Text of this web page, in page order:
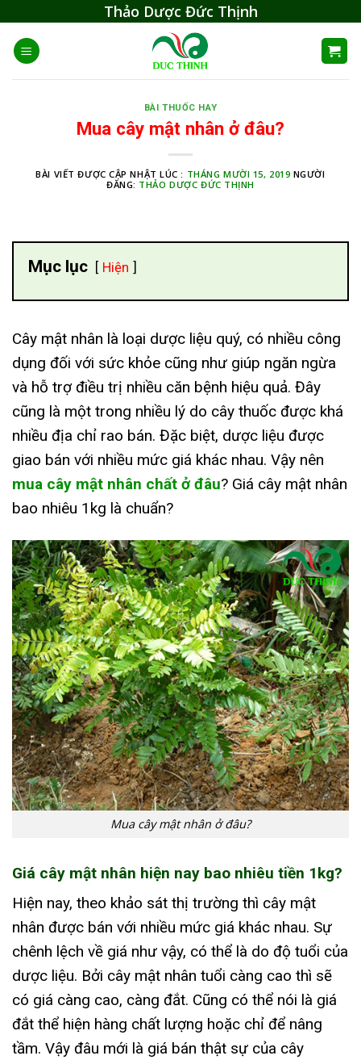
content
Thảo Dược Đức Thịnh
BÀI THUỐC HAY
Mua cây mật nhân ở đâu?
BÀI VIẾT ĐƯỢC CẬP NHẬT LÚC : THÁNG MƯỜI 15, 2019 NGƯỜI
ĐĂNG: THẢO DƯỢC ĐỨC THỊNH
Mục lục Hiện
Cây mật nhân là loại dược liệu quý, có nhiều công
dụng đối với sức khỏe cũng như giúp ngăn ngừa
và hỗ trợ điều trị nhiều căn bệnh hiệu quả. Đây
cũng là một trong nhiều lý do cây thuốc được khá
nhiều địa chỉ rao bán. Đặc biệt, dược liệu được
giao bán với nhiều mức giá khác nhau. Vậy nên
mua cây mật nhân chất ở đâu? Giá cây mật nhân
bao nhiêu 1kg là chuẩn?
Mua cây mật nhân ở đâu?
Giá cây mật nhân hiện nay bao nhiêu tiền 1kg?
Hiện nay, theo khảo sát thị trường thì cây mật
nhân được bán với nhiều mức giá khác nhau. Sự
chênh lệch về giá như vậy, có thể là do độ tuổi của
dược liệu. Bởi cây mật nhân tuổi càng cao thì sẽ
có giá càng cao, càng đắt. Cũng có thể nói là giá
đắt thể hiện hàng chất lượng hoặc chỉ để nâng
tầm. Vậy đâu mới là giá bán thật sự của cây